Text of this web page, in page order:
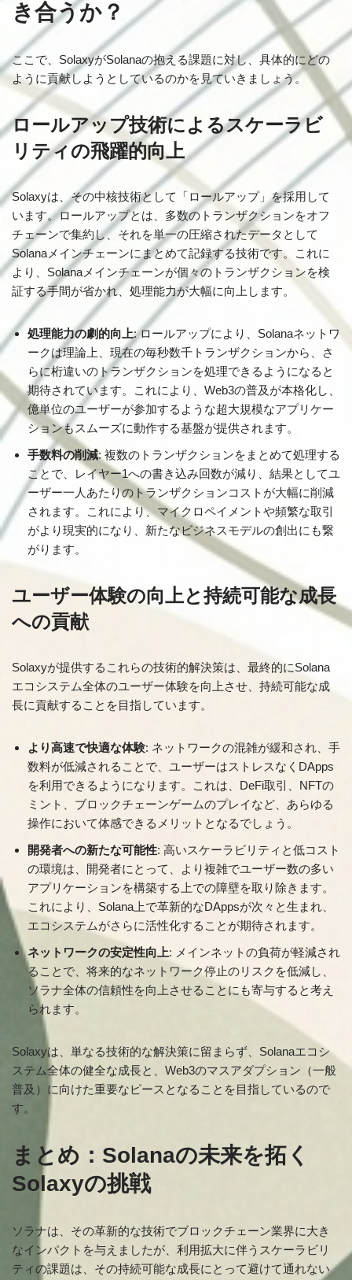
き合うか？
ここで、SolaxyがSolanaの抱える課題に対し、具体的にどの
ように貢献しようとしているのかを見ていきましょう。
ロールアップ技術によるスケーラビ
リティの飛躍的向上
Solaxyは、その中核技術として「ロールアップ」を採用して
います。ロールアップとは、多数のトランザクションをオフ
チェーンで集約し、それを単一の圧縮されたデータとして
Solanaメインチェーンにまとめて記録する技術です。これに
より、Solanaメインチェーンが個々のトランザクションを検
証する手間が省かれ、処理能力が大幅に向上します。
処理能力の劇的向上: ロールアップにより、Solanaネットワ
ークは理論上、現在の毎秒数千トランザクションから、さ
らに桁違いのトランザクションを処理できるようになると
期待されています。これにより、Web3の普及が本格化し、
億単位のユーザーが参加するような超大規模なアプリケー
ションもスムーズに動作する基盤が提供されます。
手数料の削減: 複数のトランザクションをまとめて処理する
ことで、レイヤー1への書き込み回数が減り、結果としてユ
ーザー一人あたりのトランザクションコストが大幅に削減
されます。これにより、マイクロペイメントや頻繁な取引
がより現実的になり、新たなビジネスモデルの創出にも繋
がります。
ユーザー体験の向上と持続可能な成長
への貢献
Solaxyが提供するこれらの技術的解決策は、最終的にSolana
エコシステム全体のユーザー体験を向上させ、持続可能な成
長に貢献することを目指しています。
より高速で快適な体験: ネットワークの混雑が緩和され、手
数料が低減されることで、ユーザーはストレスなくDApps
を利用できるようになります。これは、DeFi取引、NFTの
ミント、ブロックチェーンゲームのプレイなど、あらゆる
操作において体感できるメリットとなるでしょう。
開発者への新たな可能性: 高いスケーラビリティと低コスト
の環境は、開発者にとって、より複雑でユーザー数の多い
アプリケーションを構築する上での障壁を取り除きます。
これにより、Solana上で革新的なDAppsが次々と生まれ、
エコシステムがさらに活性化することが期待されます。
ネットワークの安定性向上: メインネットの負荷が軽減され
ることで、将来的なネットワーク停止のリスクを低減し、
ソラナ全体の信頼性を向上させることにも寄与すると考え
られます。
Solaxyは、単なる技術的な解決策に留まらず、Solanaエコシ
ステム全体の健全な成長と、Web3のマスアダプション（一般
普及）に向けた重要なピースとなることを目指しているので
す。
まとめ：Solanaの未来を拓く
Solaxyの挑戦
ソラナは、その革新的な技術でブロックチェーン業界に大き
なインパクトを与えましたが、利用拡大に伴うスケーラビリ
ティの課題は、その持続可能な成長にとって避けて通れない